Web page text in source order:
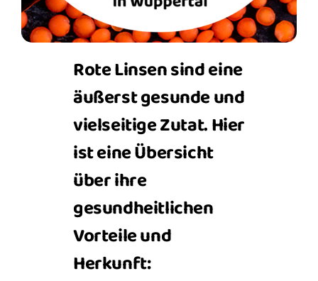
Rote Linsen sind eine
äußerst gesunde und
vielseitige Zutat. Hier
ist eine Übersicht
über ihre
gesundheitlichen
Vorteile und
Herkunft: